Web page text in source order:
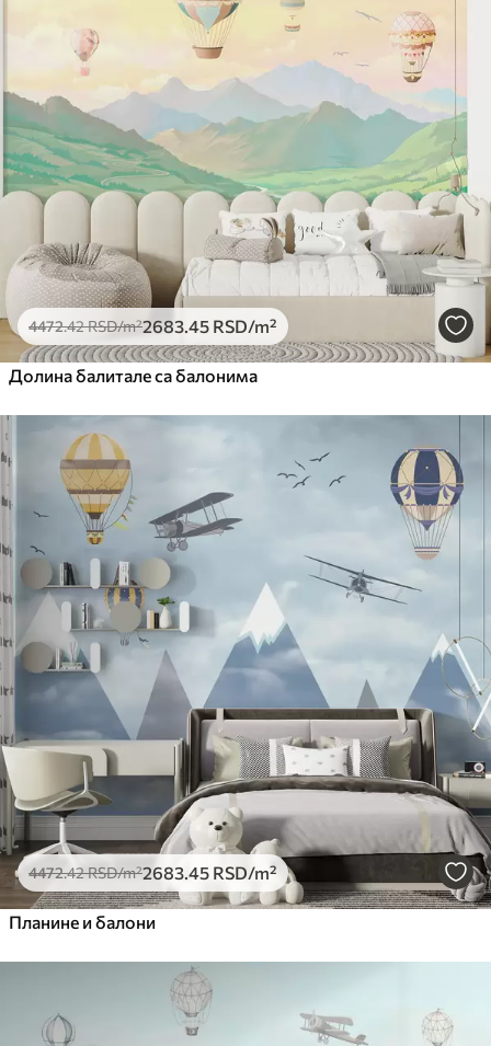
4472.42RSD/m²2683 .45 RSD/m²
Долина балитале са балонима
4472.42RSD/m²2683 .45 RSD/m²
Планине и балони